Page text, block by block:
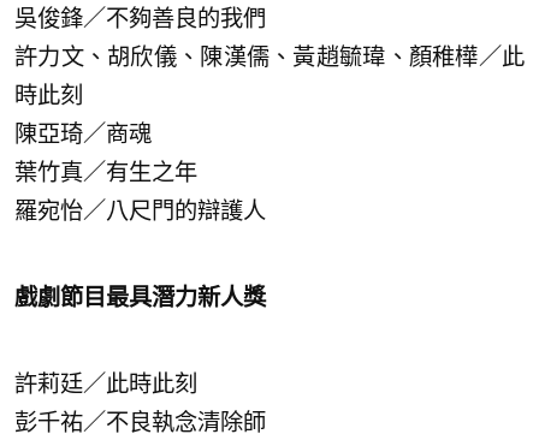
吳俊鋒／不夠善良的我們
許力文、胡欣儀、陳漢儒、黃趙毓瑋、顏稚樺／此
時此刻
陳亞琦／商魂
葉竹真／有生之年
羅宛怡／八尺門的辯護人
戲劇節目最具潛力新人獎
許莉廷／此時此刻
彭千祐／不良執念清除師